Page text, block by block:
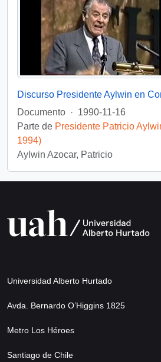
Documento · 1990-11-16
Parte de Presidente Patricio
1994)
Aylwin Azocar, Patricio
Universidad Alberto Hurtado
Avda. Bernardo O’Higgins 1825
Metro Los Héroes
Santiago de Chile